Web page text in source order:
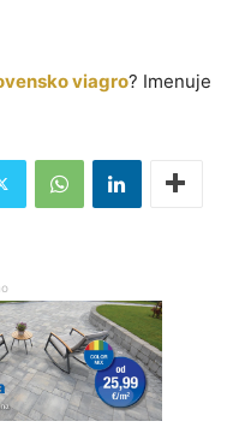
viagro? Imenuje